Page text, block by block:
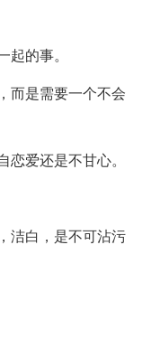
的事。
而是需要一个不会
爱还是不甘心。
洁白，是不可沾污